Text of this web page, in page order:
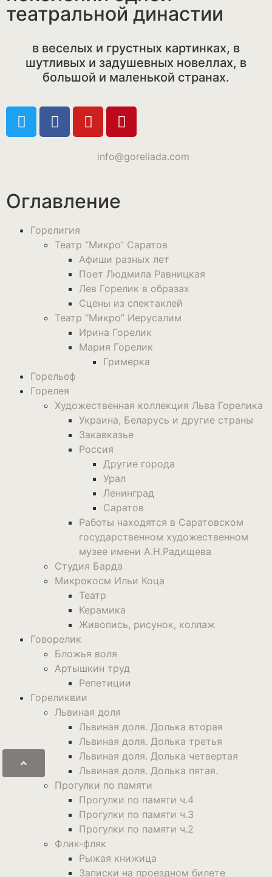
театральной династии
в веселых и грустных картинках, в
шутливых и задушевных новеллах, в
большой и маленькой странах.
info@goreliada.com
Оглавление
Горелигия
Театр “Микро“ Саратов
Афиши разных лет
Поет Людмила Равницкая
Лев Горелик в образах
Сцены из спектаклей
Театр “Микро” Иерусалим
Ирина Горелик
Мария Горелик
Гримерка
Горельеф
Горелея
Художественная коллекция Льва Горелика
Украина, Беларусь и другие страны
Закавказье
Россия
Другие города
Урал
Ленинград
Саратов
Работы находятся в Саратовском
государственном художественном
музее имени А.Н.Радищева
Студия Барда
Микрокосм Ильи Коца
Театр
Керамика
Живопись, рисунок, коллаж
Говорелик
Бложья воля
Артышкин труд
Репетиции
Гореликвии
Львиная доля
Львиная доля. Долька вторая
Львиная доля. Долька третья
Львиная доля. Долька четвертая
Львиная доля. Долька пятая.
Прогулки по памяти
Прогулки по памяти ч.4
Прогулки по памяти ч.3
Прогулки по памяти ч.2
Флик-фляк
Рыжая книжица
Записки на проездном билете